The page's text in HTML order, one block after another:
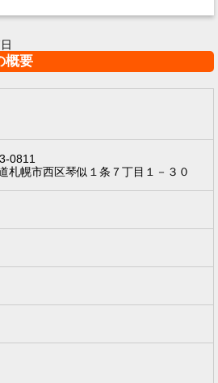
概要
0811
札幌市西区琴似１条７丁目１－３０